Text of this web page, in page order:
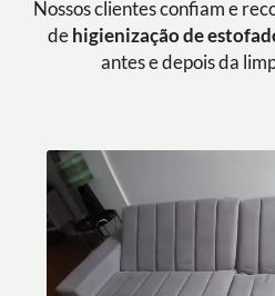
Nossos clientes confiam e
de higienização de
antes e depois da